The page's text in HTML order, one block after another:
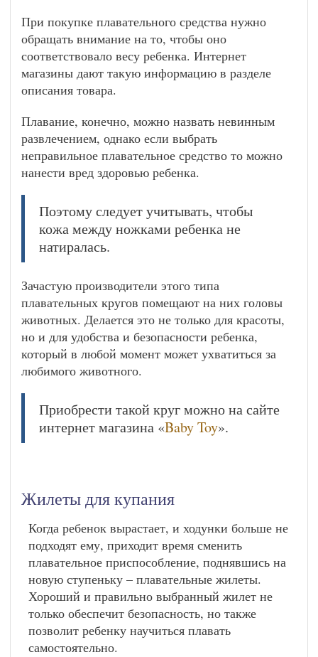
При покупке плавательного средства нужно
обращать внимание на то, чтобы оно
соответствовало весу ребенка. Интернет
магазины дают такую информацию в разделе
описания товара.
Плавание, конечно, можно назвать невинным
развлечением, однако если выбрать
неправильное плавательное средство то можно
нанести вред здоровью ребенка.
Поэтому следует учитывать, чтобы
кожа между ножками ребенка не
натиралась.
Зачастую производители этого типа
плавательных кругов помещают на них головы
животных. Делается это не только для красоты,
но и для удобства и безопасности ребенка,
который в любой момент может ухватиться за
любимого животного.
Приобрести такой круг можно на сайте
интернет магазина «Baby Toy».
Жилеты для купания
Когда ребенок вырастает, и ходунки больше не
подходят ему, приходит время сменить
плавательное приспособление, поднявшись на
новую ступеньку – плавательные жилеты.
Хороший и правильно выбранный жилет не
только обеспечит безопасность, но также
позволит ребенку научиться плавать
самостоятельно.